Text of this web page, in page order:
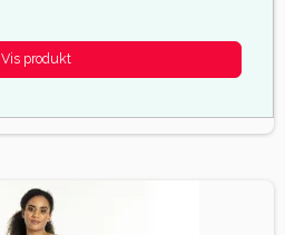
Vis produkt